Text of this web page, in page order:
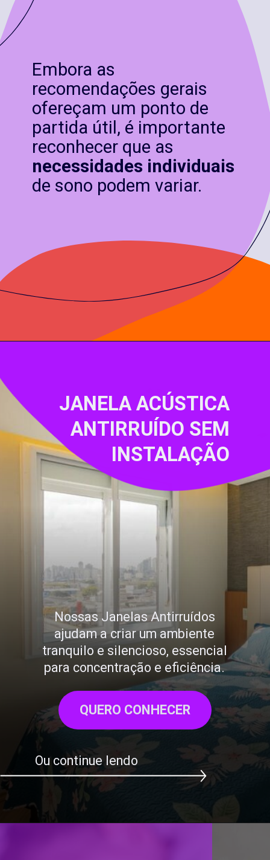
Embora as
recomendações gerais
ofereçam um ponto de
partida útil, é importante
reconhecer que as
necessidades individuais
de sono podem variar.
QUERO CONHECER
JANELA ACÚSTICA
ANTIRRUÍDO SEM
INSTALAÇÃO
Nossas Janelas Antirruídos
ajudam a criar um ambiente
tranquilo e silencioso, essencial
para concentração e eficiência.
Ou continue lendo